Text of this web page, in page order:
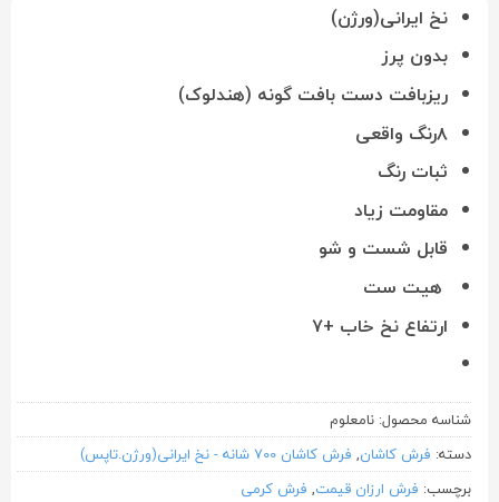
نخ ایرانی(ورژن)
بدون پرز
ریزبافت دست بافت گونه (هندلوک)
۸رنگ واقعی
ثبات رنگ
مقاومت زیاد
قابل شست و شو
هیت ست
ارتفاع نخ خاب +۷
شناسه محصول: نامعلوم
دسته: فرش کاشان, فرش کاشان 700 شانه - نخ ایرانی(ورژن.تاپس)
برچسب: فرش ارزان قیمت, فرش کرمی